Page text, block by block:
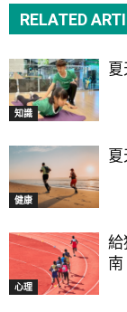
RELATED
知識
健康
心理
給
南